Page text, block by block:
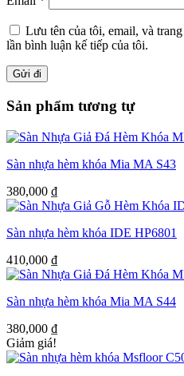
Lưu tên của tôi, email, và
lần bình luận kế tiếp của tôi.
Sản phẩm tương tự
Sàn nhựa hèm khóa Mia MA S43
380,000 ₫
Sàn nhựa hèm khóa IDE HP6801
410,000 ₫
Sàn nhựa hèm khóa Mia MA S44
380,000 ₫
Giảm giá!